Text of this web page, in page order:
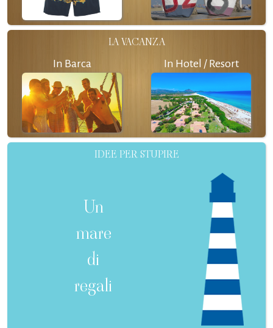
LA VACANZA
In Barca In Hotel / Resort
IDEE PER STUPIRE
Un
mare
di
regali